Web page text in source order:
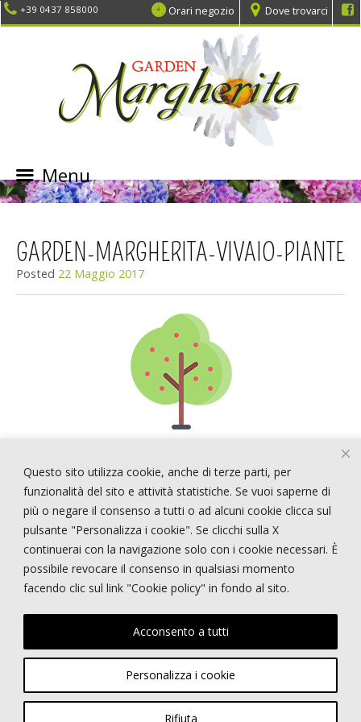
Questo sito utilizza cookie, anche di terze parti, per
funzionalità del sito e attività statistiche. Se vuoi saperne di
più o negare il consenso a tutti o ad alcuni cookie clicca sul
pulsante "Personalizza i cookie". Se clicchi sulla X
continuerai con la navigazione solo con i cookie necessari. È
possibile revocare il consenso in qualsiasi momento
facendo clic sul link "Cookie policy" in fondo al sito.
Personalizza i cookie
Rifiuta
Acconsento a tutti
+39 0437 858000 Orari negozio Dove trovarci
Menu
SKIP
GARDEN-MARGHERITA-VIVAIO-PIANTE
Posted 22 Maggio 2017
ARTICOLI RECENTI
!!!!! CERCASI PERSONALE !!!!
STRANGE STYLE
NEPENTHES
PRIMI PIANI
Copyright © GARDEN MARGHERITA di Bortolin Riccardo | Viale dei Tigli, 48 -
32035 Santa Giustina (BL) | P.IVA 01184440251 |info@gardenmargherita.it